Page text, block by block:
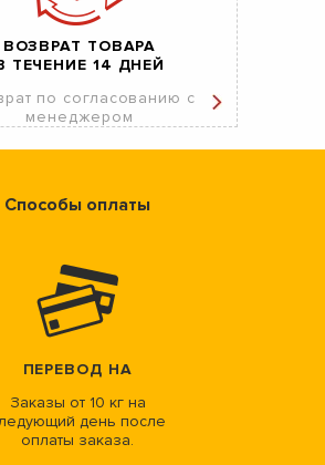
ВОЗВРАТ ТОВАРА
ТЕЧЕНИЕ 14 ДНЕЙ
по согласованию с
менеджером
Способы оплаты
ПЕРЕВОД НА
Заказы от 10 кг на
день после
оплаты заказа.